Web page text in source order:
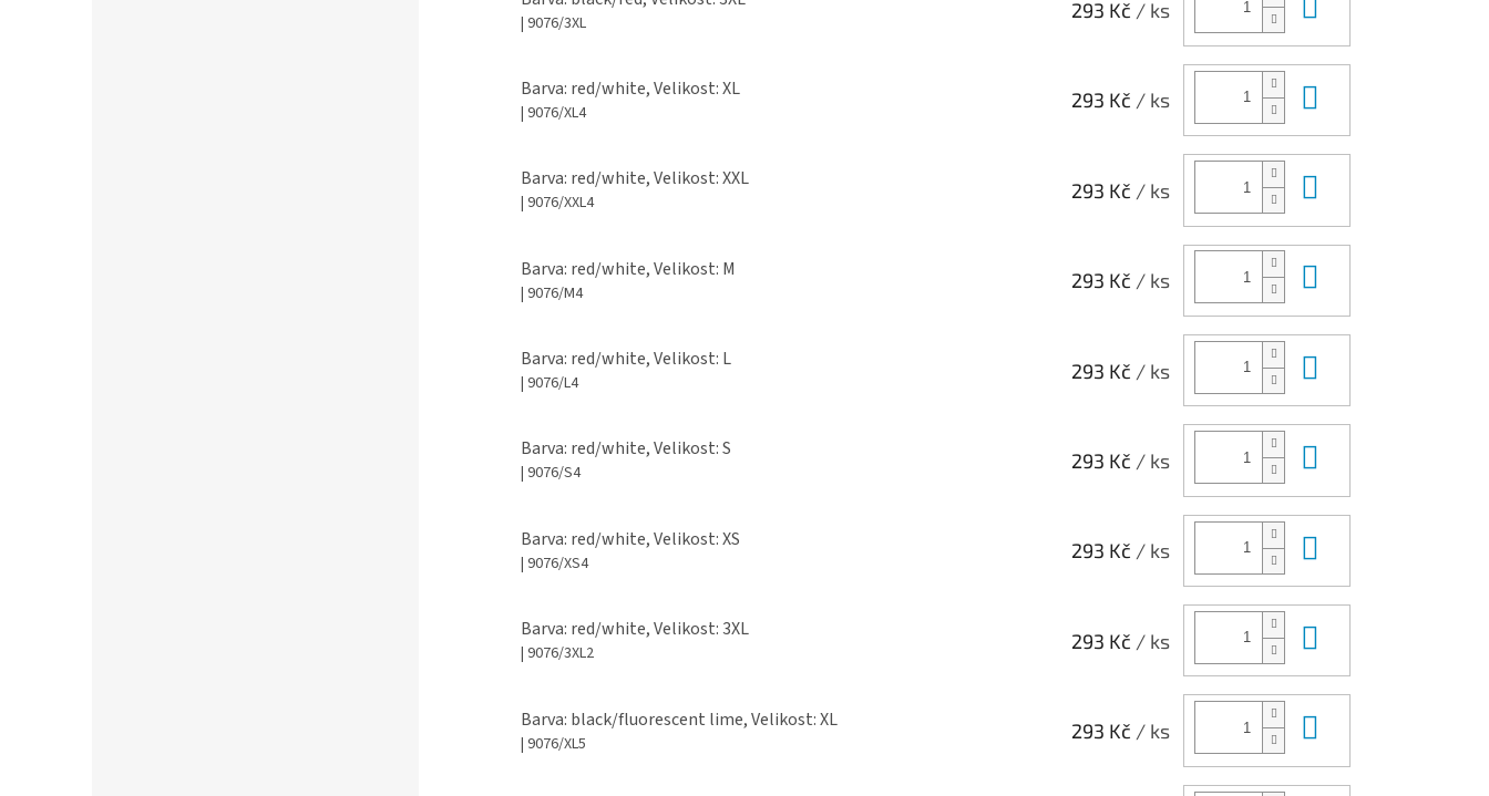
| 9076/3XL
293 Kč / ks
Barva: red/white, Velikost: XL
| 9076/XL4
293 Kč / ks
Barva: red/white, Velikost: XXL
| 9076/XXL4
293 Kč / ks
Barva: red/white, Velikost: M
| 9076/M4
293 Kč / ks
Barva: red/white, Velikost: L
| 9076/L4
293 Kč / ks
Barva: red/white, Velikost: S
| 9076/S4
293 Kč / ks
Barva: red/white, Velikost: XS
| 9076/XS4
293 Kč / ks
Barva: red/white, Velikost: 3XL
| 9076/3XL2
293 Kč / ks
Barva: black/fluorescent lime, Velikost: XL
| 9076/XL5
293 Kč / ks